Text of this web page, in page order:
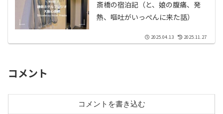
斎橋の宿泊記（と、娘の腹痛、発
熱、嘔吐がいっぺんに来た話）
2025.04.13 2025.11.27
コメント
コメントを書き込む